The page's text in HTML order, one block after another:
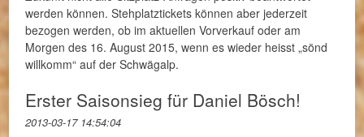
werden können. Stehplatztickets können aber jederzeit
bezogen werden, ob im aktuellen Vorverkauf oder am
Morgen des 16. August 2015, wenn es wieder heisst „sönd
willkomm“ auf der Schwägalp.
Erster Saisonsieg für Daniel Bösch!
2013-03-17 14:54:04